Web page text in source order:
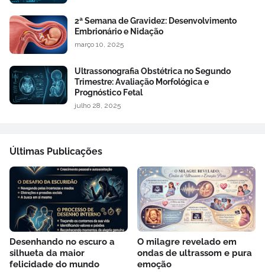
2ª Semana de Gravidez: Desenvolvimento
Embrionário e Nidação
março 10, 2025
Ultrassonografia Obstétrica no Segundo
Trimestre: Avaliação Morfológica e
Prognóstico Fetal
julho 28, 2025
Últimas Publicações
Desenhando no escuro a
silhueta da maior
felicidade do mundo
O milagre revelado em
ondas de ultrassom e pura
emoção